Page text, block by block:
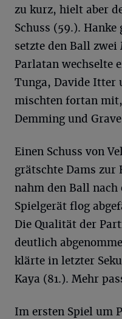
zu kurz, hielt aber
Schuss (59.).
setzte den Ball
Parlatan wechselte
Tunga, Davide Itter
mischten fortan
Demming und
Einen Schuss von
grätschte Dams zur
nahm den Ball nach
Spielgerät flog
Die Qualität der
deutlich
klärte in letzter
Kaya (81.). Mehr
Im ersten Spiel um